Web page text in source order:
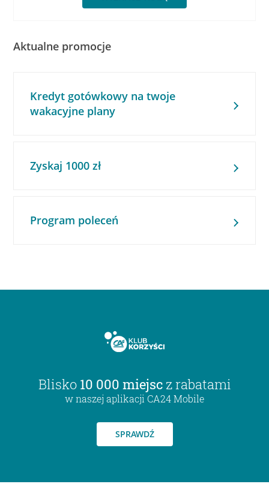
Aktualne promocje
Kredyt gotówkowy na twoje
wakacyjne plany
Zyskaj 1000 zł
Program poleceń
Blisko 10 000 miejsc z rabatami
w naszej aplikacji CA24 Mobile
SPRAWDŹ